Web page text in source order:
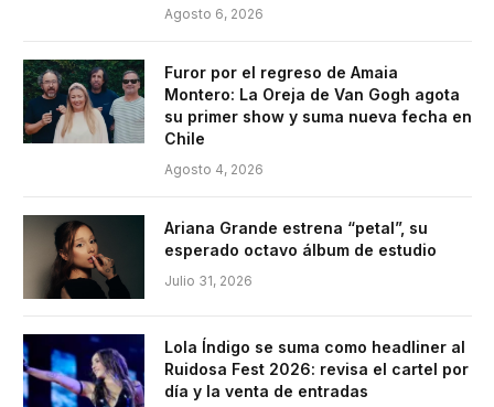
Agosto 6, 2026
Furor por el regreso de Amaia
Montero: La Oreja de Van Gogh agota
su primer show y suma nueva fecha en
Chile
Agosto 4, 2026
Ariana Grande estrena “petal”, su
esperado octavo álbum de estudio
Julio 31, 2026
Lola Índigo se suma como headliner al
Ruidosa Fest 2026: revisa el cartel por
día y la venta de entradas